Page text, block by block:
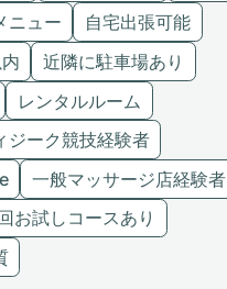
ニュー
自宅出張可能
近隣に駐車場あり
レンタルルーム
ジーク競技経験者
一般マッサージ店経験者
お試しコースあり